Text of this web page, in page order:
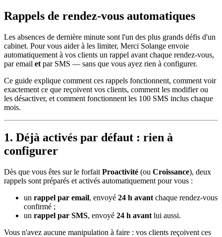
Rappels de rendez-vous automatiques
Les absences de dernière minute sont l'un des plus grands défis d'un
cabinet. Pour vous aider à les limiter, Merci Solange envoie
automatiquement à vos clients un rappel avant chaque rendez-vous,
par email et par SMS — sans que vous ayez rien à configurer.
Ce guide explique comment ces rappels fonctionnent, comment voir
exactement ce que reçoivent vos clients, comment les modifier ou
les désactiver, et comment fonctionnent les 100 SMS inclus chaque
mois.
1. Déjà activés par défaut : rien à
configurer
Dès que vous êtes sur le forfait Proactivité (ou Croissance), deux
rappels sont préparés et activés automatiquement pour vous :
un rappel par email, envoyé 24 h avant chaque rendez-vous
confirmé ;
un rappel par SMS, envoyé 24 h avant lui aussi.
Vous n'avez aucune manipulation à faire : vos clients reçoivent ces